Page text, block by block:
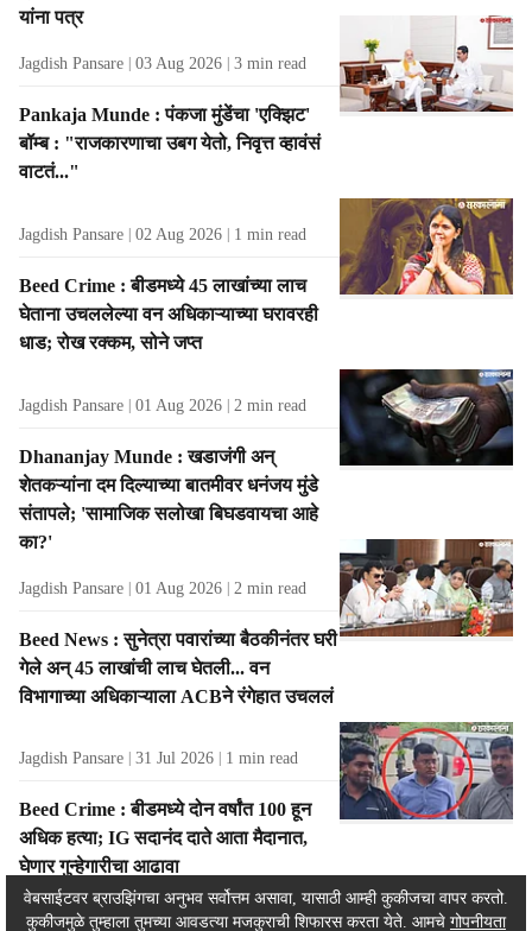
यांना पत्र
Jagdish Pansare 03 Aug 2026 3 min read
Pankaja Munde : पंकजा मुंडेंचा 'एक्झिट'
बॉम्ब : "राजकारणाचा उबग येतो, निवृत्त व्हावंसं
वाटतं..."
Jagdish Pansare 02 Aug 2026 1 min read
Beed Crime : बीडमध्ये 45 लाखांच्या लाच
घेताना उचललेल्या वन अधिकाऱ्याच्या घरावरही
धाड; रोख रक्कम, सोने जप्त
Jagdish Pansare 01 Aug 2026 2 min read
Dhananjay Munde : खडाजंगी अन्
शेतकऱ्यांना दम दिल्याच्या बातमीवर धनंजय मुंडे
संतापले; 'सामाजिक सलोखा बिघडवायचा आहे
का?'
Jagdish Pansare 01 Aug 2026 2 min read
Beed News : सुनेत्रा पवारांच्या बैठकीनंतर घरी
गेले अन् 45 लाखांची लाच घेतली... वन
विभागाच्या अधिकाऱ्याला ACBने रंगेहात उचललं
Jagdish Pansare 31 Jul 2026 1 min read
Beed Crime : बीडमध्ये दोन वर्षांत 100 हून
अधिक हत्या; IG सदानंद दाते आता मैदानात,
घेणार गुन्हेगारीचा आढावा
वेबसाईटवर ब्राउझिंगचा अनुभव सर्वोत्तम असावा, यासाठी आम्ही कुकीजचा वापर करतो.
कुकीजमुळे तुम्हाला तुमच्या आवडत्या मजकुराची शिफारस करता येते. आमचे गोपनीयता